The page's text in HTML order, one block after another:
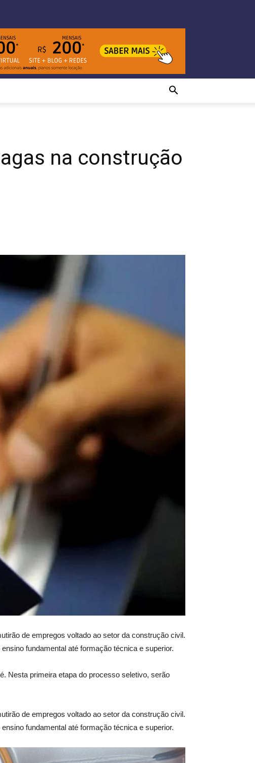
na construção
de empregos voltado ao setor da construção civil.
fundamental até formação técnica e superior.
Nesta primeira etapa do processo seletivo, serão
de empregos voltado ao setor da construção civil.
fundamental até formação técnica e superior.